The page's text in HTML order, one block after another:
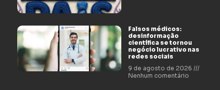
Falsos médicos:
desinformação
científica se tornou
negócio lucrativo nas
redes sociais
9 de agosto de 2026
Nenhum comentário